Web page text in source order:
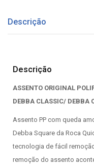
Descrição
Descrição
ASSENTO ORIGINAL
DEBBA CLASSIC/ DEBBA
Assento PP com queda
Debba Square da Roca
tecnologia de fácil
remoção do assento